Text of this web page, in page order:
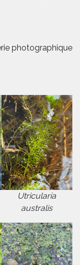
photographique
Utricularia
australis